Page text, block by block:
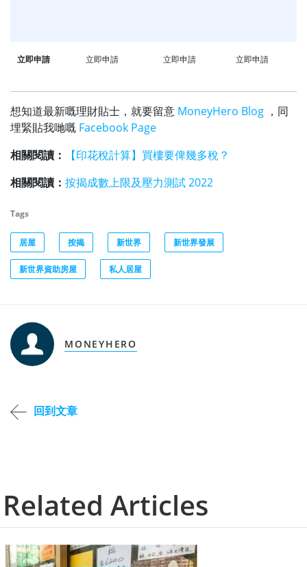
立即申請 立即申請 立即申請 立即申請
想知道最新嘅理財貼士，就要留意 MoneyHero Blog ，同
埋緊貼我哋嘅 Facebook Page
相關閱讀：
【印花稅計算】買樓要俾幾多稅？
相關閱讀： 按揭成數上限及壓力測試 2022
Tags
居屋 按揭 新世界 新世界發展
新世界資助房屋 私人居屋
MONEYHERO
回到文章
Related Articles